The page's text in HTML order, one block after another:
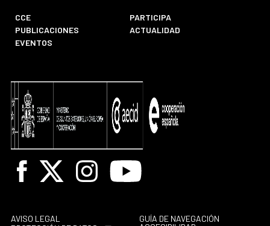
CCE
PARTICIPA
PUBLICACIONES
ACTUALIDAD
EVENTOS
Facebook
X InstagramYoutube
AVISO LEGAL
GUÍA DE NAVEGACIÓN